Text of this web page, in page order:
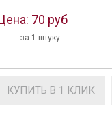
70 руб
-- за 1 штуку --
КУПИТЬ В 1 КЛИК